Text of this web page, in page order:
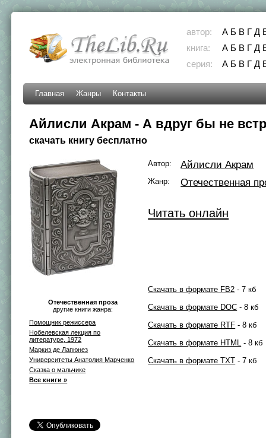
автор: А Б В Г Д
книга:
А Б В Г Д
серия:
А Б В Г Д
Главная Жанры Контакты
Айлисли Акрам - А вдруг бы не
скачать книгу бесплатно
Отечественная проза
другие книги жанра:
Помощник режиссера
Нобелевская лекция по
литературе, 1972
Маркиз де Лапюнез
Университеты Анатолия Марченко
Сказка о мальчике
Все книги »
Автор: Айлисли Акрам
Жанр: Отечественная
Читать онлайн
Скачать в формате FB2 - 7 кб
Скачать в формате DOC - 8 кб
Скачать в формате RTF - 8 кб
Скачать в формате HTML - 8 кб
Скачать в формате TXT - 7 кб